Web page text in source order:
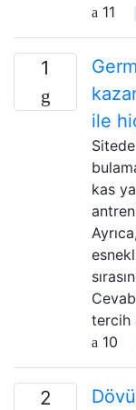
11
1
ile
kas
tercih
10
2